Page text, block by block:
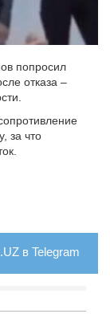
попросил
отказа –
за что
в Telegram